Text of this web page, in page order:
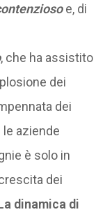
e, di
, che ha assistito
dei
dei
aziende
è solo in
dei
dinamica di